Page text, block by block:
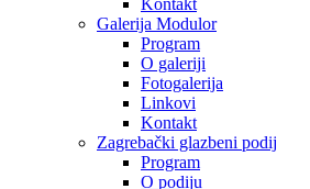
Kontakt
Galerija Modulor
Program
O galeriji
Fotogalerija
Linkovi
Kontakt
Zagrebački glazbeni podij
Program
O podiju